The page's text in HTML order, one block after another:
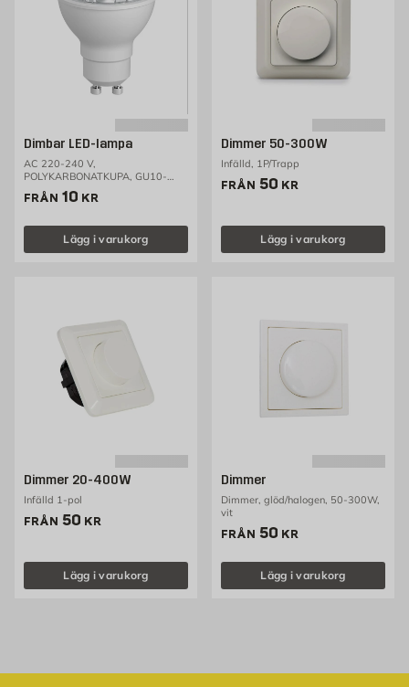
Dimbar LED-lampa
AC 220-240 V,
POLYKARBONATKUPA, GU10-
sockel, plast med kylelement av
aluminium på insidan, effekt: 4 W,
ljusflöde: 250 lm, färgtemperatur:
FRÅN Pris 10 kr
10 KR
Lägg i varukorg
Dimmer 50-300W
Infälld, 1P/Trapp
FRÅN Pris 50 kr
50 KR
Lägg i varukorg
Dimmer 20-400W
Infälld 1-pol
FRÅN Pris 50 kr
50 KR
Lägg i varukorg
Dimmer
Dimmer, glöd/halogen, 50-300W,
vit
FRÅN Pris 50 kr
50 KR
Lägg i varukorg